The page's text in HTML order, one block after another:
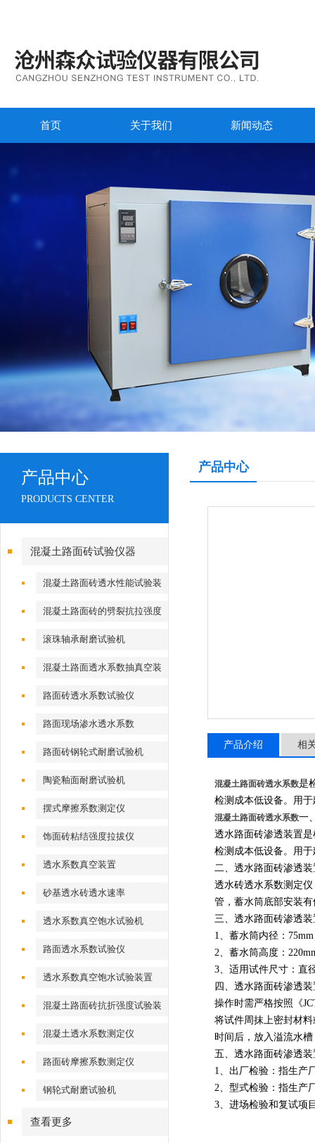
首页 关于我们 新闻动态
产品中心
PRODUCTS CENTER
混凝土路面砖试验仪器
混凝土路面砖透水性能试验装
置
混凝土路面砖的劈裂抗拉强度
试验装置（夹具）
滚珠轴承耐磨试验机
混凝土路面透水系数抽真空装
路面砖透水系数试验仪
路面现场渗水透水系数
路面砖钢轮式耐磨试验机
陶瓷釉面耐磨试验机
摆式摩擦系数测定仪
饰面砖粘结强度拉拔仪
透水系数真空装置
砂基透水砖透水速率
透水系数真空饱水试验机
路面透水系数试验仪
透水系数真空饱水试验装置
混凝土路面砖抗折强度试验装
置
混凝土透水系数测定仪
路面砖摩擦系数测定仪
钢轮式耐磨试验机
查看更多
产品中心
产品介绍 相
混凝土路面砖透水系数是
检测成本低设备。用
混凝土路面砖透水系数一
透水路面砖渗透装置
检测成本低设备。用
二、透水路面砖渗透
透水砖透水系数测定
管，蓄水筒底部安装
三、 透水路面砖渗透装
1、蓄水筒内径：
2、蓄水筒高度：
3、适用试件尺寸：直
四、透水路面砖渗透
操作时需严格按照《
将试件周抹上密封材
时间后，放入溢流水
五、 透水路面砖渗透装
1、出厂检验：指生产
2、型式检验：指生产
3、进场检验和复试项